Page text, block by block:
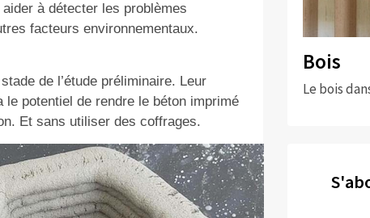
à détecter les problèmes
facteurs environnementaux.
de l’étudepréliminaire. Leur
potentiel de rendre le béton imprimé
Et sans utiliserdes coffrages.
Bois
Le bois